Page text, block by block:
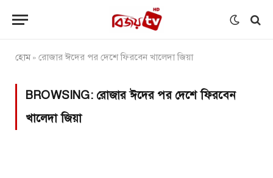
হোম» রোজার ঈদের পর দেশে ফিরবেন খালেদা জিয়া
BROWSING: রোজার ঈদের পর দেশে ফিরবেন
খালেদা জিয়া